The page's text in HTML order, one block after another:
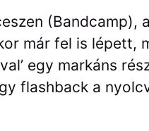
(Bandcamp),
már fel is lépett,
egy markáns
flashback a